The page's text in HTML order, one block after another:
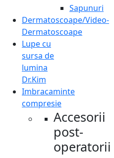
Sapunuri
Dermatoscoape/Video-
Dermatoscoape
Lupe cu
sursa de
lumina
Dr.Kim
Imbracaminte
compresie
Accesorii
post-
operatorii